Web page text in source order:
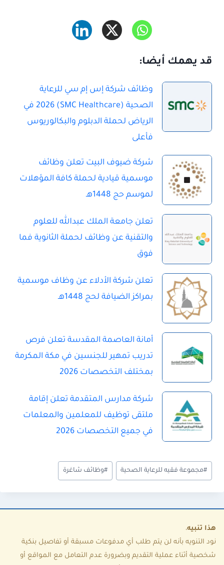
قد يهمك أيضا:
وظائف شركة إس إم سي للرعاية
الصحية (SMC Healthcare) 2026 في
الرياض لحملة الدبلوم والبكالوريوس
فأعلى
شركة ضيوف البيت تعلن وظائف
موسمية قيادية لحملة كافة المؤهلات
لموسم حج 1448هـ
تعلن جامعة الملك عبدالله للعلوم
والتقنية عن وظائف لحملة الثانوية فما
فوق
تعلن شركة الأدلاء عن وظاف موسمية
بمراكز الضيافة لحج 1448هـ
أمانة العاصمة المقدسة تعلن فرص
تدريب تمهير للجنسين في مكة المكرمة
بمختلف التخصصات 2026
شركة مدارس المتقدمة تعلن إقامة
ملتقى توظيف للمعلمين والمعلمات
في جميع التخصصات 2026
و
س
ا
ل
#مجموعة فقيه للرعاية الصحية #وظائف شاغرة
هذا تنبيه،
نود التنويه بأنه لن يتم طلب أي مدفوعات مسبقة أو تفاصيل بنكية
شخصية أثناء عملية التقديم وبضرورة عدم التعامل مع المواقع أو